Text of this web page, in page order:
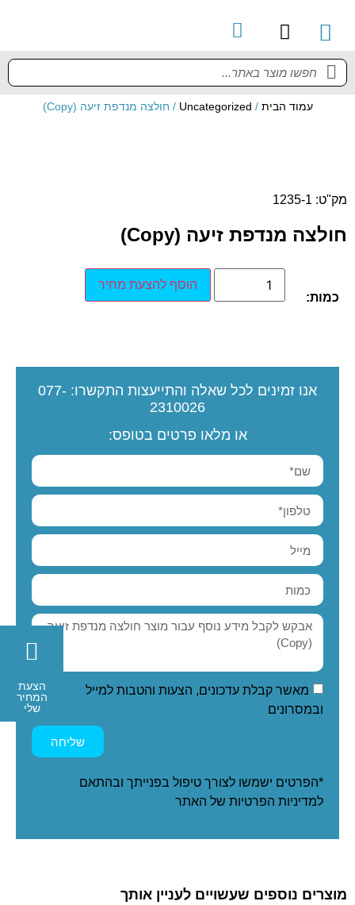
עמוד הבית /
Uncategorized / חולצה מנדפת זיעה (Copy)
מק"ט: 1235-1
חולצה מנדפת זיעה (Copy)
כמות:
הוסף להצעת מחיר
אנו זמינים לכל שאלה והתייעצות התקשרו: 077-
2310026
או מלאו פרטים בטופס:
מאשר קבלת עדכונים, הצעות והטבות למייל
ובמסרונים
שליחה
*הפרטים ישמשו לצורך טיפול בפנייתך ובהתאם
למדיניות הפרטיות של האתר
מוצרים נוספים שעשויים לעניין אותך
הצעת
המחיר
שלי